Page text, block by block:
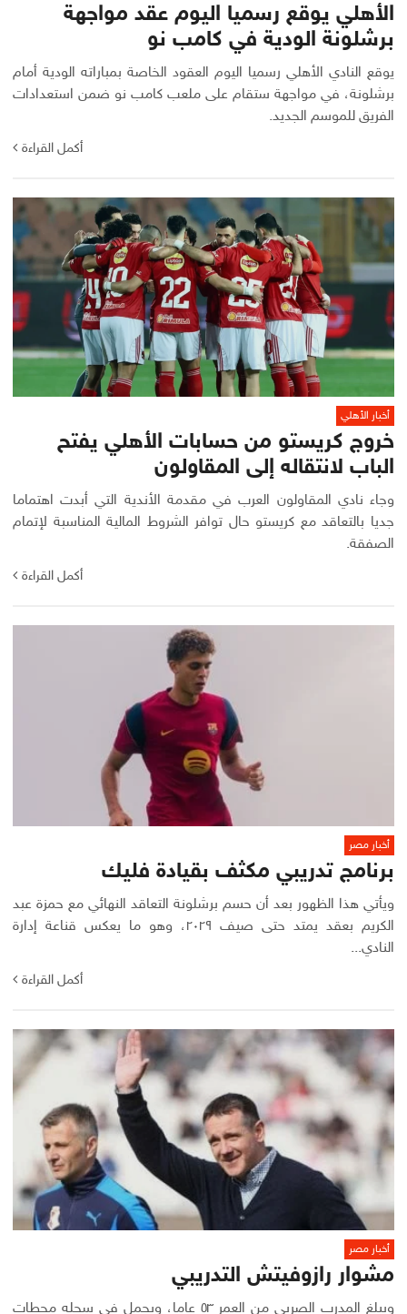
الأهلي يوقع رسميا اليوم عقد مواجهة
برشلونة الودية في كامب نو
يوقع النادي الأهلي رسميا اليوم العقود الخاصة بمباراته الودية أمام
برشلونة، في مواجهة ستقام على ملعب كامب نو ضمن استعدادات
الفريق للموسم الجديد.
أكمل القراءة
أخبار الأهلي
خروج كريستو من حسابات الأهلي يفتح
الباب لانتقاله إلى المقاولون
وجاء نادي المقاولون العرب في مقدمة الأندية التي أبدت اهتماما
جديا بالتعاقد مع كريستو حال توافر الشروط المالية المناسبة لإتمام
الصفقة.
أكمل القراءة
أخبار مصر
برنامج تدريبي مكثف بقيادة فليك
ويأتي هذا الظهور بعد أن حسم برشلونة التعاقد النهائي مع حمزة عبد
الكريم بعقد يمتد حتى صيف ٢٠٢٩، وهو ما يعكس قناعة إدارة
النادي...
أكمل القراءة
أخبار مصر
مشوار رازوفيتش التدريبي
ويبلغ المدرب الصربي من العمر ٥٣ عاما، ويحمل في سجله محطات